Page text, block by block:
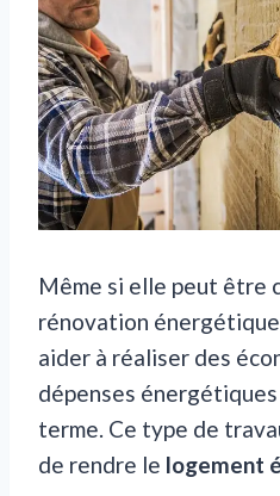
Même si elle peut être
rénovation
aider à réaliser des
dépenses
terme. Ce type de
de rendre le logement